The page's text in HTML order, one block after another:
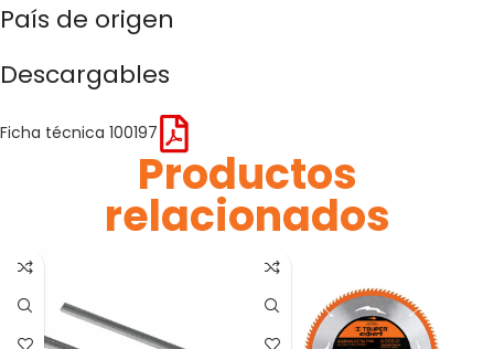
País de origen
Descargables
Ficha técnica 100197
Productos
relacionados